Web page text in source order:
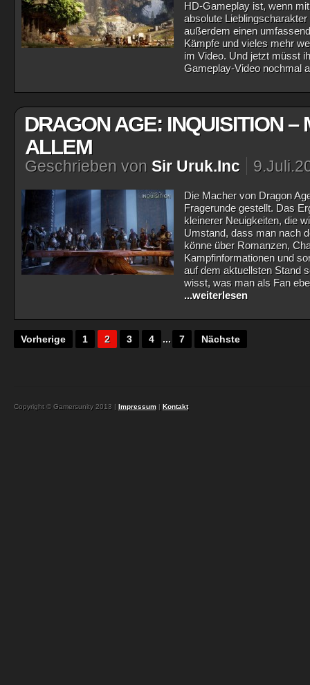
HD-Gameplay ist, wenn
absolute
außerdem einen
Kämpfe und vieles mehr
im Video. Und jetzt müsst
Gameplay-Video nochmal
DRAGON AGE: INQUISITION –
ALLEM
Geschrieben von Sir Uruk.Inc
Die Macher von Dragon
Fragerunde gestellt. Das
kleinerer Neuigkeiten, die
Umstand, dass man nach
könne über Romanzen,
Kampfinformationen und
auf dem aktuellsten Stand
wisst, was man als Fan
...weiterlesen
Vorherige 1 2 3 4 ... 7 Nächste
Copyright © Gamersunity 2013 | Impressum | Kontakt